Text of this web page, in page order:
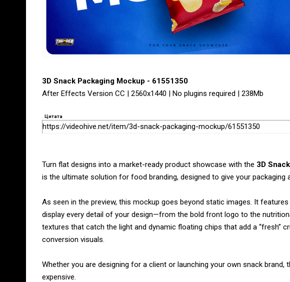
3D Snack Packaging Mockup - 61551350
After Effects Version CC | 2560x1440 | No plugins required | 238Mb
Цитата
https://videohive.net/item/3d-snack-packaging-mockup/61551350
Turn flat designs into a market-ready product showcase with the 3D
is the ultimate solution for food branding, designed to give your packaging
As seen in the preview, this mockup goes beyond static images. It
display every detail of your design—from the bold front logo to the
textures that catch the light and dynamic floating chips that add a “fresh”
conversion visuals.
Whether you are designing for a client or launching your own snack
expensive.